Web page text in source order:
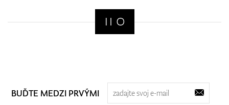
BUĎTE MEDZI PRVÝMI